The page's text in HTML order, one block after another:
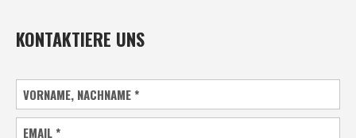
KONTAKTIERE UNS
VORNAME, NACHNAME*
EMAIL*